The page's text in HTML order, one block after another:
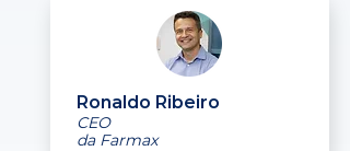
Ronaldo Ribeiro
CEO
da Farmax